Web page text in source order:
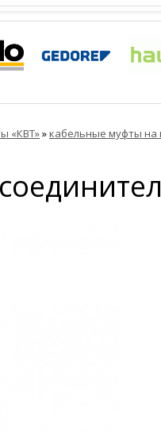
«КВТ»»кабельные муфты на